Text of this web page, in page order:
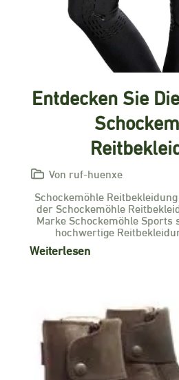
Entdecken Sie
Von ruf-huenxe
Schockemöhle
der Schockemöhle
Marke Schockemöhle Sports
hochwertige
Weiterlesen